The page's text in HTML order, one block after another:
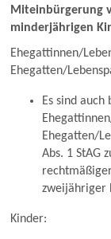
Miteinbürgerung
minderjährigen
Ehegattinnen/
Ehegatten/
Es sind
Ehegatten/
Abs. 1 StAG
zweijähriger
Kinder: